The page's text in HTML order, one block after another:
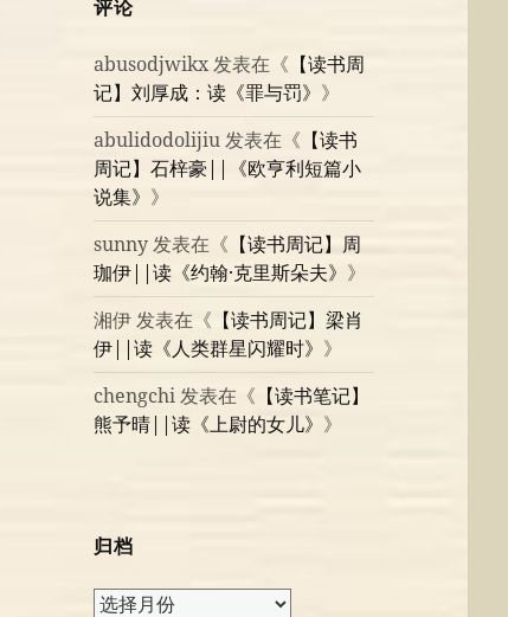
评论
abusodjwikx发表在《 【读书周
记】刘厚成：读《罪与罚》 》
abulidodolijiu发表在《 【读书
周记】石梓豪||《欧亨利短篇小
说集》 》
sunny发表在《 【读书周记】周
珈伊||读《约翰·克里斯朵夫》 》
湘伊发表在《 【读书周记】梁肖
伊||读《人类群星闪耀时》 》
chengchi发表在《 【读书笔记】
熊予晴||读《上尉的女儿》 》
归档
归